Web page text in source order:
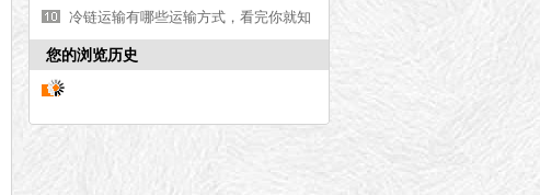
么，上海物流公司为你解答【全网解
说】
冷链运输有哪些运输方式，看完你就知
道了【实时更新】
您的浏览历史